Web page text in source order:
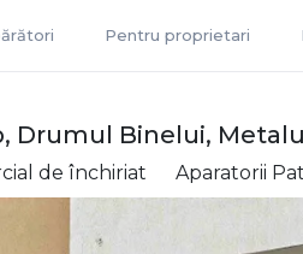
Pentru proprietari
Drumul Binelui,
de închiriat Aparatorii